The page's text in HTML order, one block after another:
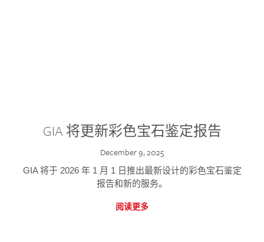
GIA 将更新彩色宝石鉴定报告
December 9, 2025
GIA 将于 2026 年 1 月 1 日推出最新设计的彩色宝石鉴定
报告和新的服务。
阅读更多